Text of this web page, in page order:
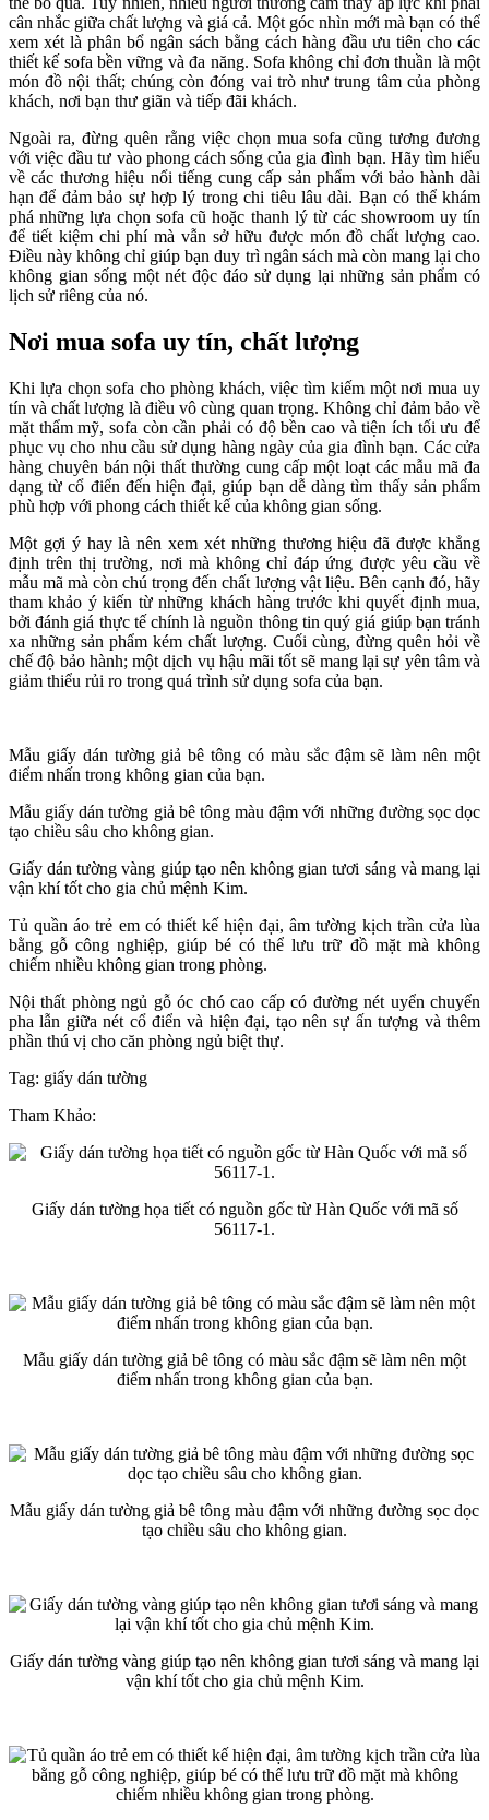
cân nhắc giữa chất lượng và giá cả. Một góc nhìn mới mà bạn có thể
xem xét là phân bổ ngân sách bằng cách hàng đầu ưu tiên cho các
thiết kế sofa bền vững và đa năng. Sofa không chỉ đơn thuần là một
món đồ nội thất; chúng còn đóng vai trò như trung tâm của phòng
khách, nơi bạn thư giãn và tiếp đãi khách.
Ngoài ra, đừng quên rằng việc chọn mua sofa cũng tương đương
với việc đầu tư vào phong cách sống của gia đình bạn. Hãy tìm hiểu
về các thương hiệu nổi tiếng cung cấp sản phẩm với bảo hành dài
hạn để đảm bảo sự hợp lý trong chi tiêu lâu dài. Bạn có thể khám
phá những lựa chọn sofa cũ hoặc thanh lý từ các showroom uy tín
để tiết kiệm chi phí mà vẫn sở hữu được món đồ chất lượng cao.
Điều này không chỉ giúp bạn duy trì ngân sách mà còn mang lại cho
không gian sống một nét độc đáo sử dụng lại những sản phẩm có
lịch sử riêng của nó.
Nơi mua sofa uy tín, chất lượng
Khi lựa chọn sofa cho phòng khách, việc tìm kiếm một nơi mua uy
tín và chất lượng là điều vô cùng quan trọng. Không chỉ đảm bảo về
mặt thẩm mỹ, sofa còn cần phải có độ bền cao và tiện ích tối ưu để
phục vụ cho nhu cầu sử dụng hàng ngày của gia đình bạn. Các cửa
hàng chuyên bán nội thất thường cung cấp một loạt các mẫu mã đa
dạng từ cổ điển đến hiện đại, giúp bạn dễ dàng tìm thấy sản phẩm
phù hợp với phong cách thiết kế của không gian sống.
Một gợi ý hay là nên xem xét những thương hiệu đã được khẳng
định trên thị trường, nơi mà không chỉ đáp ứng được yêu cầu về
mẫu mã mà còn chú trọng đến chất lượng vật liệu. Bên cạnh đó, hãy
tham khảo ý kiến từ những khách hàng trước khi quyết định mua,
bởi đánh giá thực tế chính là nguồn thông tin quý giá giúp bạn tránh
xa những sản phẩm kém chất lượng. Cuối cùng, đừng quên hỏi về
chế độ bảo hành; một dịch vụ hậu mãi tốt sẽ mang lại sự yên tâm và
giảm thiểu rủi ro trong quá trình sử dụng sofa của bạn.
Mẫu giấy dán tường giả bê tông có màu sắc đậm sẽ làm nên một
điểm nhấn trong không gian của bạn.
Mẫu giấy dán tường giả bê tông màu đậm với những đường sọc dọc
tạo chiều sâu cho không gian.
Giấy dán tường vàng giúp tạo nên không gian tươi sáng và mang lại
vận khí tốt cho gia chủ mệnh Kim.
Tủ quần áo trẻ em có thiết kế hiện đại, âm tường kịch trần cửa lùa
bằng gỗ công nghiệp, giúp bé có thể lưu trữ đồ mặt mà không
chiếm nhiều không gian trong phòng.
Nội thất phòng ngủ gỗ óc chó cao cấp có đường nét uyển chuyển
pha lẫn giữa nét cổ điển và hiện đại, tạo nên sự ấn tượng và thêm
phần thú vị cho căn phòng ngủ biệt thự.
Tag: giấy dán tường
Tham Khảo:
Giấy dán tường họa tiết có nguồn gốc từ Hàn Quốc với mã số
56117-1.
Mẫu giấy dán tường giả bê tông có màu sắc đậm sẽ làm nên một
điểm nhấn trong không gian của bạn.
Mẫu giấy dán tường giả bê tông màu đậm với những đường sọc dọc
tạo chiều sâu cho không gian.
Giấy dán tường vàng giúp tạo nên không gian tươi sáng và mang lại
vận khí tốt cho gia chủ mệnh Kim.